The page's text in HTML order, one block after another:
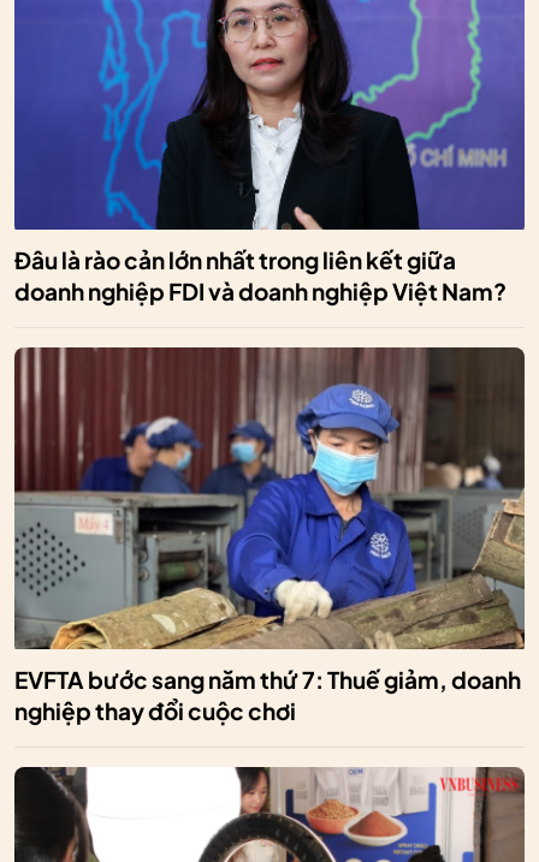
Đâu là rào cản lớn nhất trong liên kết giữa
doanh nghiệp FDI và doanh nghiệp Việt Nam?
EVFTA bước sang năm thứ 7: Thuế giảm, doanh
nghiệp thay đổi cuộc chơi